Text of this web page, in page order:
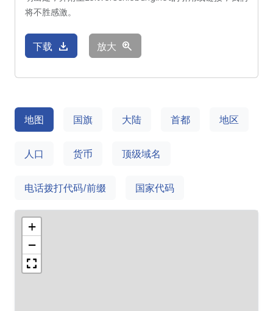
将不胜感激。
下载 download 放大 zoom_in
地图 国旗 大陆 首都 地区
人口 货币 顶级域名
电话拨打代码/前缀 国家代码
+
−